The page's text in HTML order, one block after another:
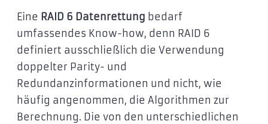
Eine RAID 6 Datenrettung bedarf
umfassendes Know-how, denn RAID 6
definiert ausschließlich die Verwendung
doppelter Parity- und
Redundanzinformationen und nicht, wie
häufig angenommen, die Algorithmen zur
Berechnung. Die von den unterschiedlichen